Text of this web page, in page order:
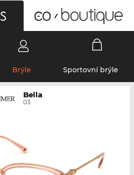
Brýle Sportovní brýle
Bella
03